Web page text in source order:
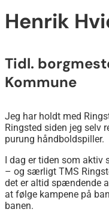
Henrik
Tidl.
Kommune
Jeg har holdt med
Ringsted siden jeg selv
purung håndboldspiller.
I dag er tiden som
– og særligt TMS
det er altid spændende
at følge kampene på
banen.